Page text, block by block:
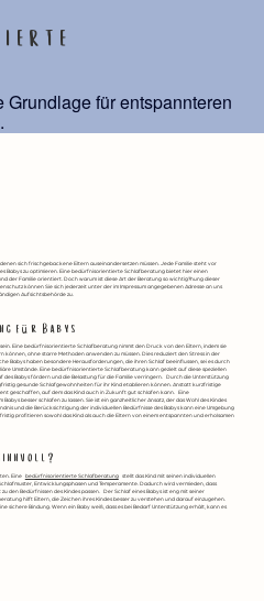
für entspannteren
sich frischgebackene Eltern auseinandersetzen müssen. Jede Familie steht vor
Babys zu optimieren. Eine bedürfnisorientierte Schlafberatung bietet hier einen
der Familie orientiert. Doch warum ist diese Art der Beratung so wichtig?hung dieser
können Sie sich jederzeit unter der im Impressum angegebenen Adresse an uns
Aufsichtsbehörde zu.
für Babys
Eine bedürfnisorientierte Schlafberatung nimmt den Druck von den Eltern, indem sie
können, ohne starre Methoden anwenden zu müssen. Dies reduziert den Stress in der
Babys haben besondere Herausforderungen, die ihren Schlaf beeinflussen, sei es durch
Umstände. Eine bedürfnisorientierte Schlafberatung kann gezielt auf diese speziellen
des Babys fördern und die Belastung für die Familie verringern. Durch die Unterstützung
gesunde Schlafgewohnheiten für ihr Kind etablieren können. Anstatt kurzfristige
geschaffen, auf dem das Kind auch in Zukunft gut schlafen kann. Eine
besser schlafen zu lassen. Sie ist ein ganzheitlicher Ansatz, der das Wohl des Kindes
und die Berücksichtigung der individuellen Bedürfnisse des Babys kann eine Umgebung
profitieren sowohl das Kind als auch die Eltern von einem entspannten und erholsamen
Eine bedürfnisorientierte Schlafberatungstellt das Kind mit seinen individuellen
Entwicklungsphasen und Temperamente. Dadurch wird vermieden, dass
den Bedürfnissen des Kindes passen. Der Schlaf eines Babys ist eng mit seiner
hilft Eltern, die Zeichen ihres Kindes besser zu verstehen und darauf einzugehen.
sichere Bindung. Wenn ein Baby weiß, dass es bei Bedarf Unterstützung erhält, kann es